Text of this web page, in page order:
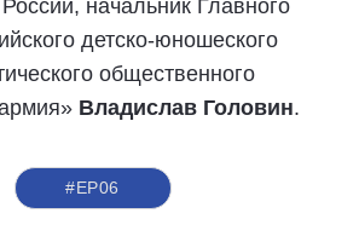
начальник Главного
детско-юношеского
общественного
Владислав Головин.
#ЕР06